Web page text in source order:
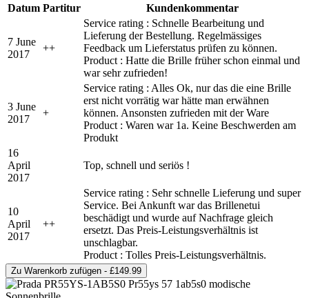
Datum Partitur Kundenkommentar
7 June
2017
++
Service rating : Schnelle Bearbeitung und
Lieferung der Bestellung. Regelmässiges
Feedback um Lieferstatus prüfen zu können.
Product : Hatte die Brille früher schon einmal und
war sehr zufrieden!
3 June
2017
+
Service rating : Alles Ok, nur das die eine Brille
erst nicht vorrätig war hätte man erwähnen
können. Ansonsten zufrieden mit der Ware
Product : Waren war 1a. Keine Beschwerden am
Produkt
16
April
2017
Top, schnell und seriös !
10
April
2017
++
Service rating : Sehr schnelle Lieferung und super
Service. Bei Ankunft war das Brillenetui
beschädigt und wurde auf Nachfrage gleich
ersetzt. Das Preis-Leistungsverhältnis ist
unschlagbar.
Product : Tolles Preis-Leistungsverhältnis.